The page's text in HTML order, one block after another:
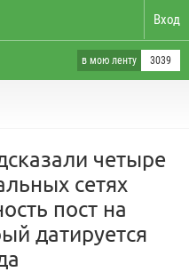
Вход
в мою ленту 3039
четыре
сетях
пост на
датируется